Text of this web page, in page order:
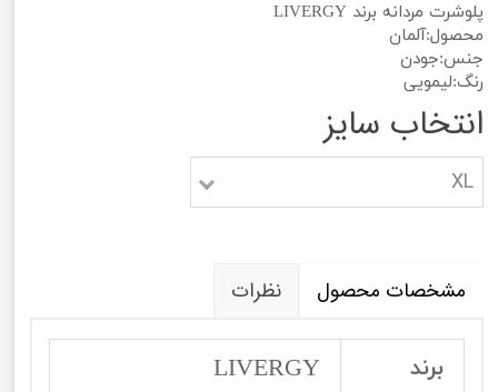
پلوشرت مردانه برند LIVERGY
محصول:آلمان
جنس:جودن
رنگ:لیمویی
انتخاب سایز
XL
مشخصات محصول نظرات
برند LIVERGY